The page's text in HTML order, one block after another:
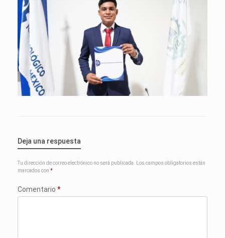
Deja una respuesta
Tu dirección de correo electrónico no será publicada.
Los campos obligatorios están
marcados con *
Comentario *